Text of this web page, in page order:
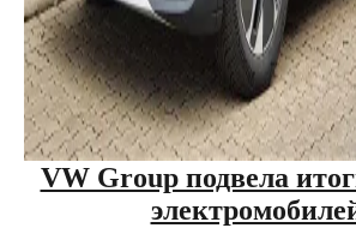
VW Group подвела